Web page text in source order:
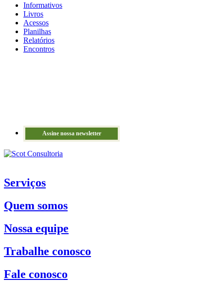
Informativos
Livros
Acessos
Planilhas
Relatórios
Encontros
Assine nossa newsletter
Serviços
Quem somos
Nossa equipe
Trabalhe conosco
Fale conosco